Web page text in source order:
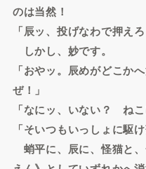
のは当然！
「辰ッ、投げなわで押えろ
しかし、妙です。
「おやッ。辰めがどこか
ぜ！」
「なにッ、いない？ ねこ
「そいつもいっしょに駆
蛸平に、辰に、怪猫と